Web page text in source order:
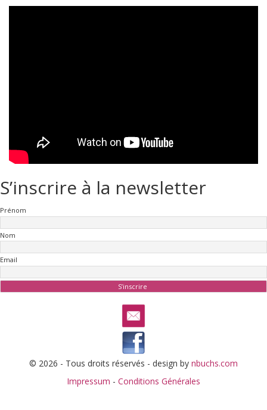
S’inscrire à la newsletter
Prénom
Nom
Email
© 2026 - Tous droits réservés - design by nbuchs.com
Impressum - Conditions Générales